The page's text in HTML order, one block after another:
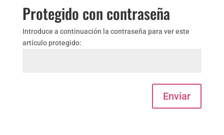
Protegido con contraseña
Introduce a continuación la contraseña para ver este
artículo protegido:
Enviar